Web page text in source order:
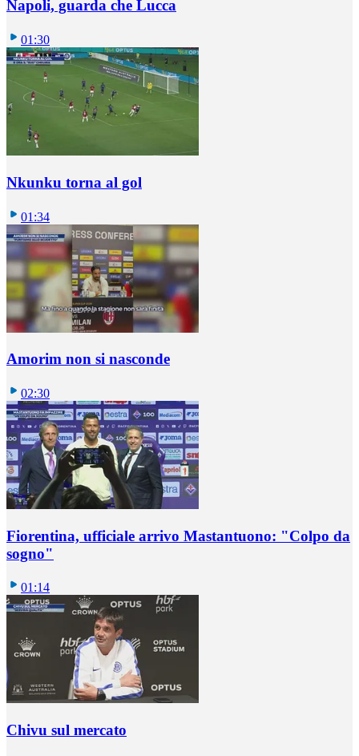
Napoli, guarda che Lucca
01:30
Nkunku torna al gol
01:34
Amorim non si nasconde
02:30
Fiorentina, ufficiale arrivo Mastantuono: "Colpo da
sogno"
01:14
Chivu sul mercato